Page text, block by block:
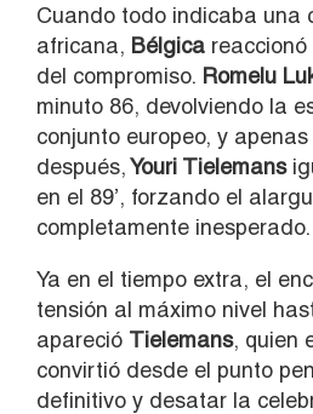
Cuando todo indicaba una
africana, Bélgica
del compromiso. Romelu
minuto 86, devolviendo la
conjunto europeo, y
después,Youri Tielemans
en el 89’, forzando el
completamente inesperado.
Ya en el tiempo extra, el
tensión al máximo nivel
apareció Tielemans, quien
convirtió desde el punto
definitivo y desatar la